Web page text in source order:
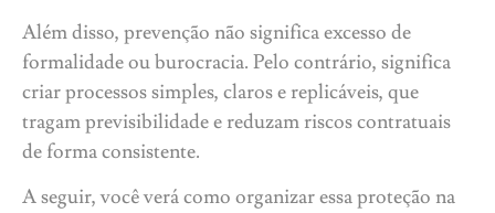
Além disso, prevenção não significa excesso de
formalidade ou burocracia. Pelo contrário, significa
criar processos simples, claros e replicáveis, que
tragam previsibilidade e reduzam riscos contratuais
de forma consistente.
A seguir, você verá como organizar essa proteção na